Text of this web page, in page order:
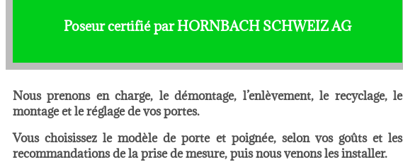
Poseur certifié par HORNBACH SCHWEIZ AG
Nous prenons en charge, le démontage, l’enlèvement, le recyclage, le
montage et le réglage de vos portes.
Vous choisissez le modèle de porte et poignée, selon vos goûts et les
recommandations de la prise de mesure, puis nous venons les installer.